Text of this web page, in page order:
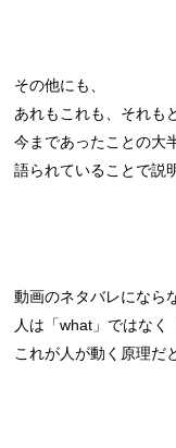
その他にも、
あれもこれも、それも
今まであったことの大
語られていることで説
動画のネタバレになら
人は「what」ではなく
これが人が動く原理だ